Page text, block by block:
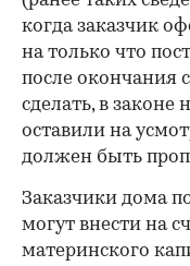
когда заказчик
на только что
после окончания
сделать, в законе
оставили на
должен быть
Заказчики дома
могут внести на
материнского